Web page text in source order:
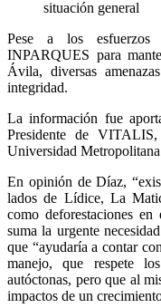
situación general
Pese a los esfuerzos
INPARQUES para
Ávila, diversas
integridad.
La información fue
Presidente de
Universidad
En opinión de Díaz,
lados de Lídice, La
como deforestaciones
suma la urgente
que “ayudaría a contar
manejo, que respete
autóctonas, pero que al
impactos de un